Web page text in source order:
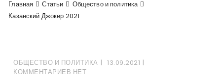
Главная Статьи
Общество и политика
Казанский Джокер 2021
ОБЩЕСТВО И ПОЛИТИКА
13.09.2021
КОММЕНТАРИЕВ НЕТ